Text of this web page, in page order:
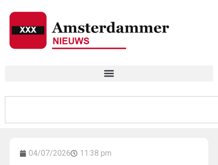
04/07/2026 11:38 pm